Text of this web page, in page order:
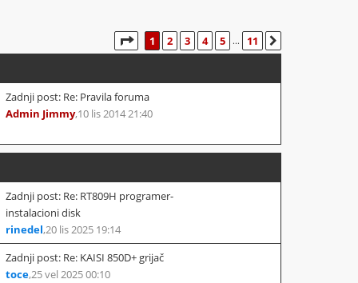
STRANICA: 11
1 2 3 4 5 ... 11
Zadnji post: Re: Pravila foruma
Admin Jimmy,10 lis 2014 21:40
Zadnji post: Re: RT809H programer-
instalacioni disk
rinedel,20 lis 2025 19:14
Zadnji post: Re: KAISI 850D+ grijač
toce,25 vel 2025 00:10